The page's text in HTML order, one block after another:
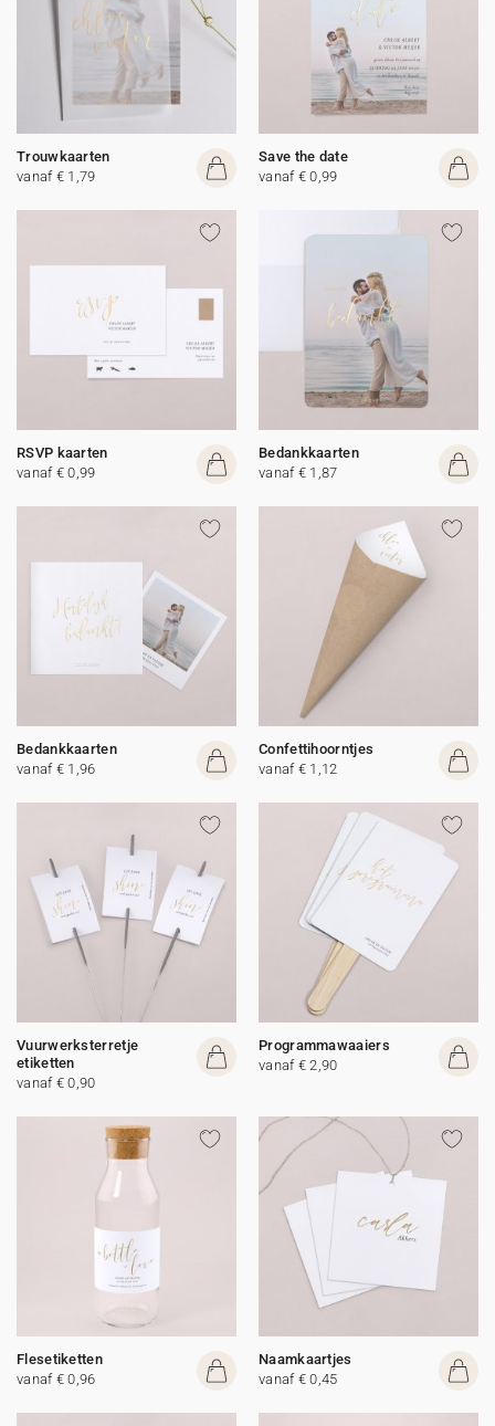
Trouwkaarten
vanaf € 1,79
Save the date
vanaf € 0,99
RSVP kaarten
vanaf € 0,99
Bedankkaarten
vanaf € 1,87
Bedankkaarten
vanaf € 1,96
Confettihoorntjes
vanaf € 1,12
Vuurwerksterretje
etiketten
vanaf € 0,90
Programmawaaiers
vanaf € 2,90
Flesetiketten
vanaf € 0,96
Naamkaartjes
vanaf € 0,45